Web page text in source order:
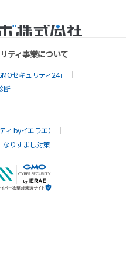
ティ事業について
セキュリティ24」
断
byイエラエ）
なりすまし対策